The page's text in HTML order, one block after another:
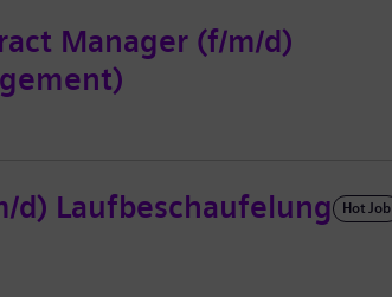
Manager (f/m/d)
d) Laufbeschaufelung Hot Job